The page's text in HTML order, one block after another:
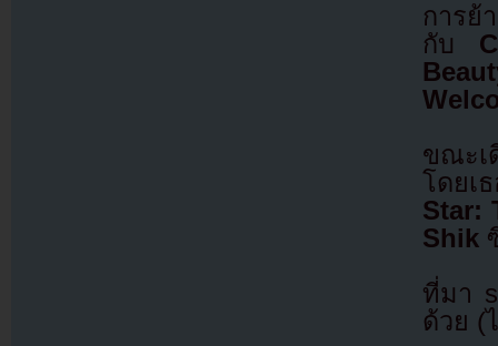
การย้
กับ
ขณะเ
โดยเ
Star:
Shik
ที่มา
ด้วย (